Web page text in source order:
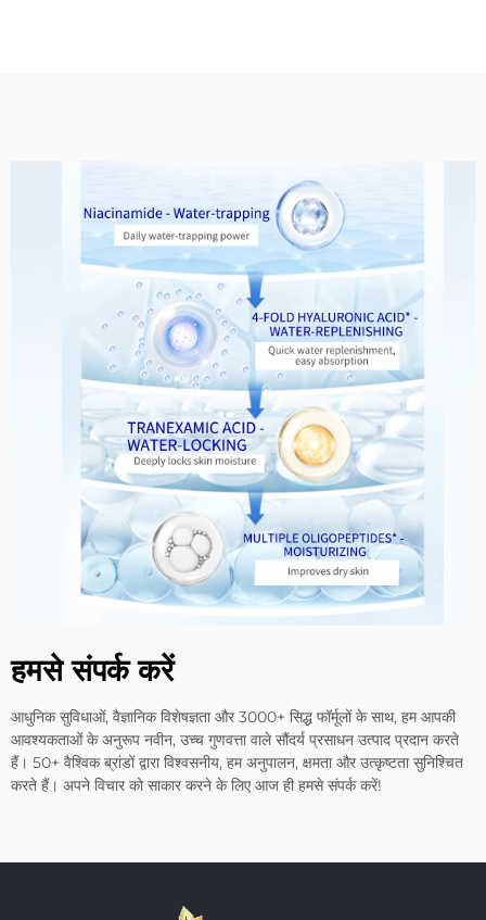
हमसे संपर्क करें
आधुनिक सुविधाओं, वैज्ञानिक विशेषज्ञता और 3000+ सिद्ध फॉर्मूलों के साथ, हम आपकी
आवश्यकताओं के अनुरूप नवीन, उच्च गुणवत्ता वाले सौंदर्य प्रसाधन उत्पाद प्रदान करते
हैं। 50+ वैश्विक ब्रांडों द्वारा विश्वसनीय, हम अनुपालन, क्षमता और उत्कृष्टता सुनिश्चित
करते हैं। अपने विचार को साकार करने के लिए आज ही हमसे संपर्क करें!